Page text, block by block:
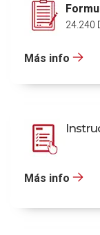
24.240
Más info
Más info